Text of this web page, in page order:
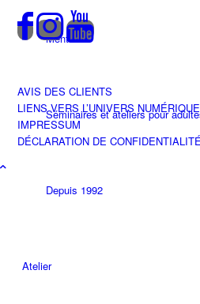
Mentor
Séminaires et ateliers pour
Depuis 1992
Atelier
AVIS DES CLIENTS
LIENS VERS L’UNIVERS NUMÉRIQUE
IMPRESSUM
DÉCLARATION DE CONFIDENTIALITÉ